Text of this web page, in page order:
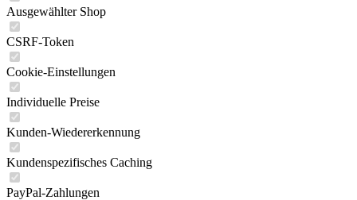
Ausgewählter Shop
CSRF-Token
Cookie-Einstellungen
Individuelle Preise
Kunden-Wiedererkennung
Kundenspezifisches Caching
PayPal-Zahlungen